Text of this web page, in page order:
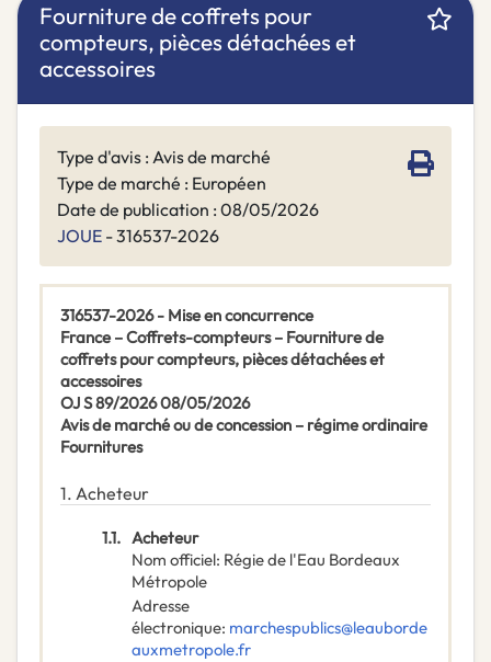
Fourniture de coffrets pour
compteurs, pièces détachées et
accessoires
Type d'avis : Avis de marché
Type de marché : Européen
Date de publication : 08/05/2026
JOUE - 316537-2026
316537-2026 - Mise en concurrence
France – Coffrets-compteurs – Fourniture de
coffrets pour compteurs, pièces détachées et
accessoires
OJ S 89/2026 08/05/2026
Avis de marché ou de concession – régime ordinaire
Fournitures
1. Acheteur
1.1. Acheteur
Nom officiel: Régie de l'Eau Bordeaux
Métropole
Adresse
électronique: marchespublics@leauborde
auxmetropole.fr